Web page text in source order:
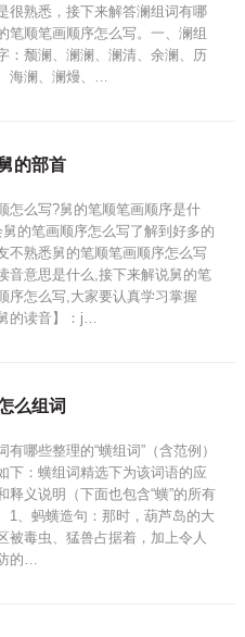
很熟悉，接下来解答澜组词有哪
笔顺笔画顺序怎么写。一、澜组
：颓澜、澜澜、澜清、余澜、历
海澜、澜熳、…
的部首
怎么写?舅的笔顺笔画顺序是什
的笔画顺序怎么写了解到好多的
不熟悉舅的笔顺笔画顺序怎么写
音意思是什么,接下来解说舅的笔
序怎么写,大家要认真学习掌握
的读音】：j…
么组词
有哪些整理的“蟥组词”（含范例）
下：蟥组词精选下为该词语的应
释义说明（下面也包含“蟥”的所有
1、蚂蟥造句：那时，葫芦岛的大
被毒虫、猛兽占据着，加上令人
的…